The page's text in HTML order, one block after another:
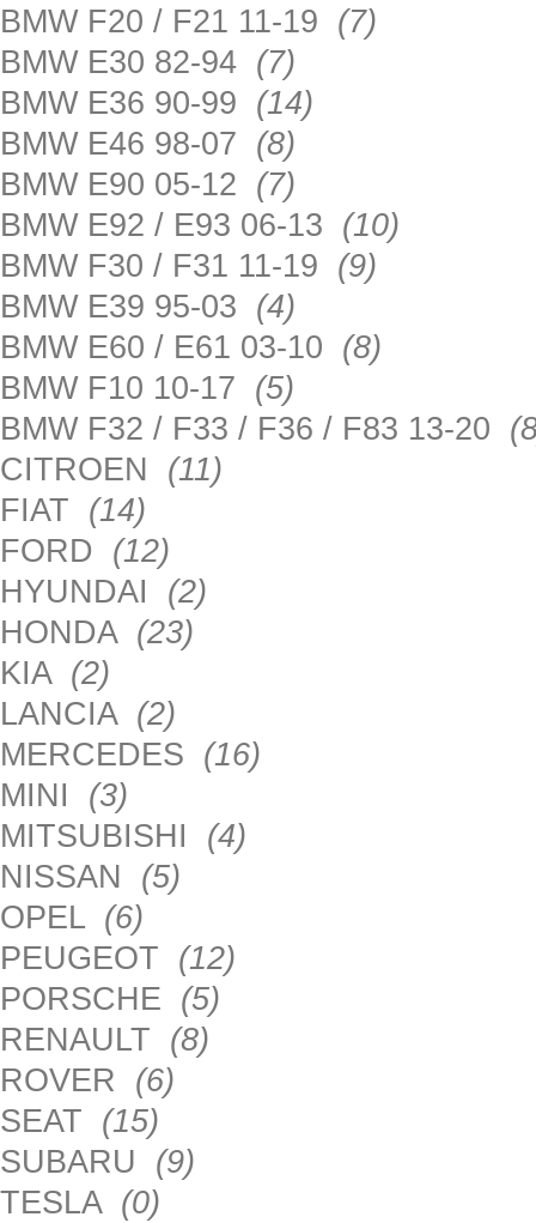
BMW F20 / F21 11-19 (7)
BMW E30 82-94 (7)
BMW E36 90-99 (14)
BMW E46 98-07 (8)
BMW E90 05-12 (7)
BMW E92 / E93 06-13 (10)
BMW F30 / F31 11-19 (9)
BMW E39 95-03 (4)
BMW E60 / E61 03-10 (8)
BMW F10 10-17 (5)
BMW F32 / F33 / F36 / F83 13-20
CITROEN (11)
FIAT (14)
FORD (12)
HYUNDAI (2)
HONDA (23)
KIA (2)
LANCIA (2)
MERCEDES (16)
MINI (3)
MITSUBISHI (4)
NISSAN (5)
OPEL (6)
PEUGEOT (12)
PORSCHE (5)
RENAULT (8)
ROVER (6)
SEAT (15)
SUBARU (9)
TESLA (0)